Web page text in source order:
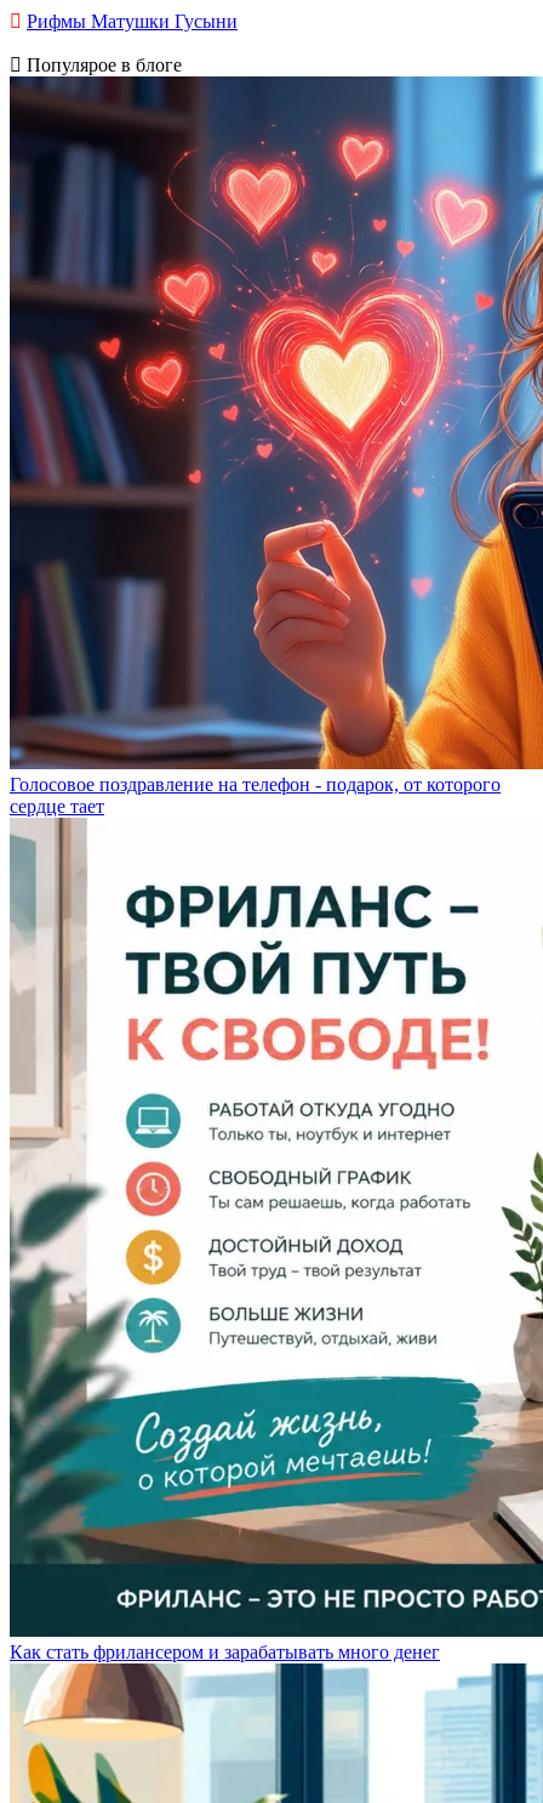
Рифмы Матушки Гусыни
Популярое в блоге
Голосовое поздравление на телефон - подарок, от которого
сердце тает
Как стать фрилансером и зарабатывать много денег